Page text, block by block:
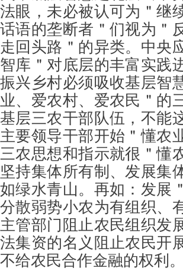
法眼，未必被认可为＂继
话语的垄断者＂们视为＂
走回头路＂的异类。中央
智库＂对底层的丰富实践
振兴乡村必须吸收基层智
业、爱农村、爱农民＂的
基层三农干部队伍，不能
主要领导干部开始＂懂农
三农思想和指示就很＂懂
坚持集体所有制、发展集
如绿水青山。再如：发展
分散弱势小农为有组织、
主管部门阻止农民组织发
法集资的名义阻止农民开
不给农民合作金融的权利